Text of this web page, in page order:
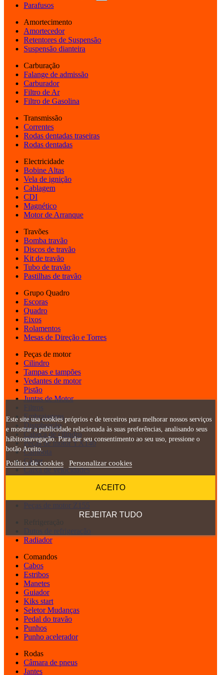
Parafusos
Amortecimento
Amortecedor
Retentores de Suspensão
Suspensão dianteira
Carburação
Falange de admissão
Carburador
Filtro de Ar
Filtro de Gasolina
Transmissão
Correntes
Rodas dentadas traseiras
Rodas dentadas
Electricidade
Bobine Altas
Vela de ignição
Cablagem
CDI
Magnético
Motor de Arranque
Travões
Bomba travão
Discos de travão
Kit de travão
Tubo de travão
Pastilhas de travão
Grupo Quadro
Escoras
Quadro
Eixos
Rolamentos
Mesas de Direção e Torres
Peças de motor
Cilindro
Tampas e tampões
Vedantes de motor
Pistão
Juntas de Motor
Filtros
Embraiagens
Distribuição
Cabeça de cilindro
Peças de motor YX140
Cambota
Cárter
Caixa de velocidades
Peças de motor Z155
Refrigeração
Dutos de refrigeração
Radiador
Comandos
Cabos
Estribos
Manetes
Guiador
Kiks start
Seletor Mudanças
Pedal do travão
Punhos
Punho acelerador
Rodas
Câmara de pneus
Jantes
Este site usa cookies próprios e de terceiros para melhorar nossos serviços
e mostrar a publicidade relacionada às suas preferências, analisando seus
hábitosnavegação. Para dar seu consentimento ao seu uso, pressione o
botão Aceito.
Política de cookies Personalizar cookies
REJEITAR TUDO
ACEITO